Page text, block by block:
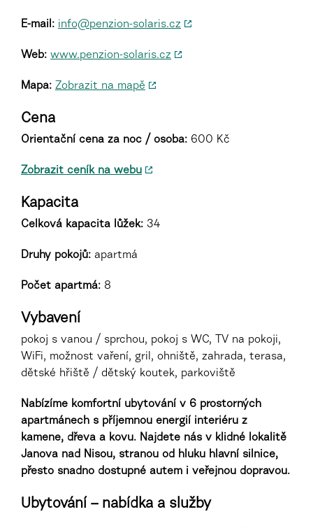
E-mail: info@penzion-solaris.cz
Web: www.penzion-solaris.cz
Mapa: Zobrazit na mapě
Cena
Orientační cena za noc / osoba: 600 Kč
Zobrazit ceník na webu
Kapacita
Celková kapacita lůžek: 34
Druhy pokojů: apartmá
Počet apartmá: 8
Vybavení
pokoj s vanou / sprchou, pokoj s WC, TV na pokoji,
WiFi, možnost vaření, gril, ohniště, zahrada, terasa,
dětské hřiště / dětský koutek, parkoviště
Nabízíme komfortní ubytování v 6 prostorných
apartmánech s příjemnou energií interiéru z
kamene, dřeva a kovu. Najdete nás v klidné lokalitě
Janova nad Nisou, stranou od hluku hlavní silnice,
přesto snadno dostupné autem i veřejnou dopravou.
Ubytování – nabídka a služby